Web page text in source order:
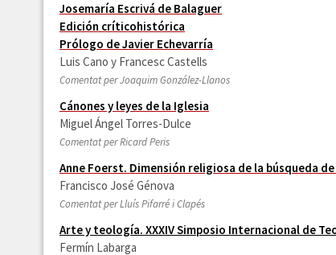
Josemaría Escrivá de Balaguer
Edición críticohistórica
Prólogo de Javier Echevarría
Luis Cano y Francesc Castells
Comentat per Joaquim González-Llanos
Cánones y leyes de la Iglesia
Miguel Ángel Torres-Dulce
Comentat per Ricard Peris
Anne Foerst. Dimensión religiosa de la búsqueda
Francisco José Génova
Comentat per Lluís Pifarré i Clapés
Arte y teología. XXXIV Simposio Internacional de
Fermín Labarga